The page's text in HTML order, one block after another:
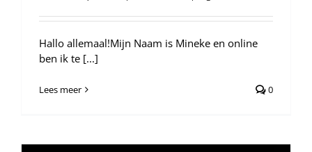
Hallo allemaal!Mijn Naam is Mineke en online
ben ik te [...]
Lees meer 0